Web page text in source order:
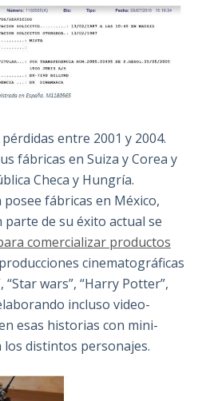
entre 2001 y 2004.
fábricas en Suiza y Corea y
Checa y Hungría.
fábricas en México,
de su éxito actual se
comercializar productos
cinematográficas
“Star wars”, “Harry Potter”,
incluso video-
esas historias con mini-
distintos personajes.